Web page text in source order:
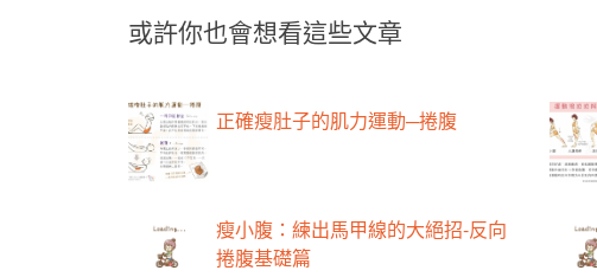
或許你也會想看這些文章
正確瘦肚子的肌力運動─捲腹
瘦小腹：練出馬甲線的大絕招-反向
捲腹基礎篇